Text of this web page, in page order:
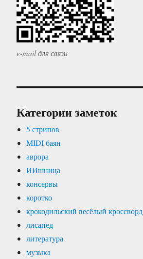
e-mail для связи
Категории заметок
5 стрипов
MIDI баян
аврора
ИИшница
консервы
коротко
крокодильский весёлый кроссворд
лисапед
литература
музыка